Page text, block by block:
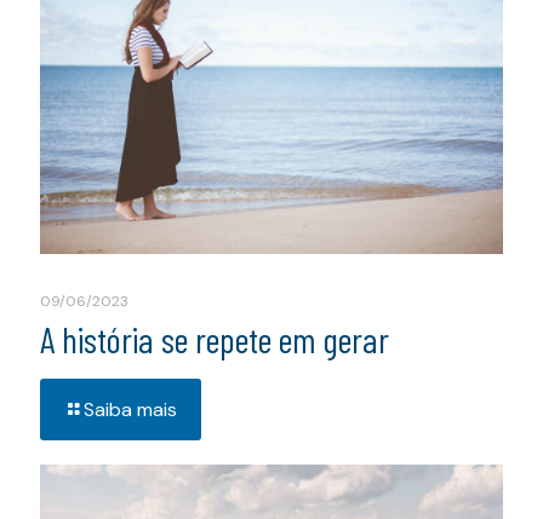
09/06/2023
A história se repete em gerar
Saiba mais